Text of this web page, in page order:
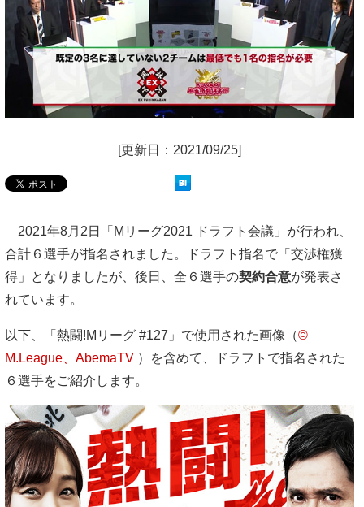
[更新日：2021/09/25]
2021年8月2日「Mリーグ2021 ドラフト会議」が行われ、
合計６選手が指名されました。ドラフト指名で「交渉権獲
得」となりましたが、後日、全６選手の契約合意が発表さ
れています。
以下、「熱闘!Mリーグ #127」で使用された画像（©
M.League、AbemaTV ）を含めて、ドラフトで指名された
６選手をご紹介します。